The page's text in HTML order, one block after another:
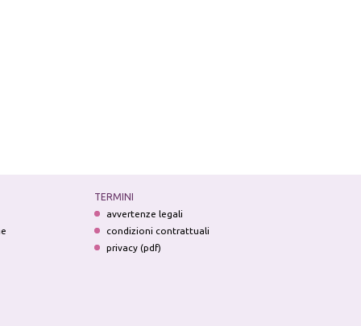
TERMINI
avvertenze legali
condizioni contrattuali
privacy (pdf)